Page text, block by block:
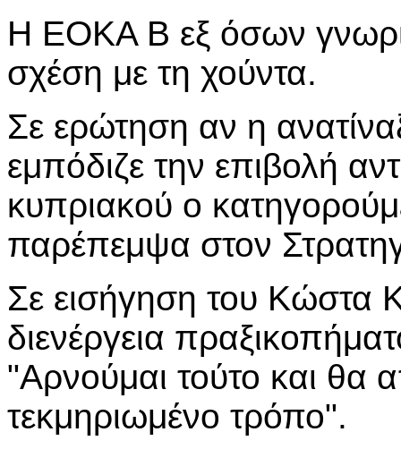
Η ΕΟΚΑ Β εξ όσων
σχέση με τη χούντα.
Σε ερώτηση αν η
εμπόδιζε την επιβολή
κυπριακού ο
παρέπεμψα στον
Σε εισήγηση του Κώστα
διενέργεια
"Αρνούμαι τούτο και θα
τεκμηριωμένο τρόπο".